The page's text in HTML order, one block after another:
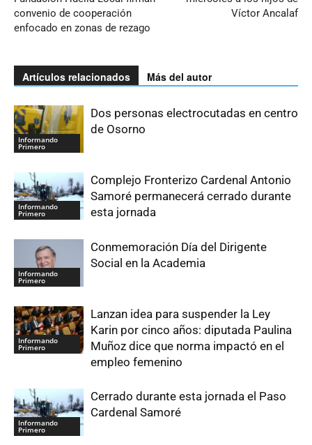
convenio de cooperación
enfocado en zonas de rezago
Víctor Ancalaf
Artículos relacionados Más del autor
Informando
Primero
Dos personas electrocutadas en centro
de Osorno
Informando
Primero
Complejo Fronterizo Cardenal Antonio
Samoré permanecerá cerrado durante
esta jornada
Informando
Primero
Conmemoración Día del Dirigente
Social en la Academia
Informando
Primero
Lanzan idea para suspender la Ley
Karin por cinco años: diputada Paulina
Muñoz dice que norma impactó en el
empleo femenino
Informando
Primero
Cerrado durante esta jornada el Paso
Cardenal Samoré